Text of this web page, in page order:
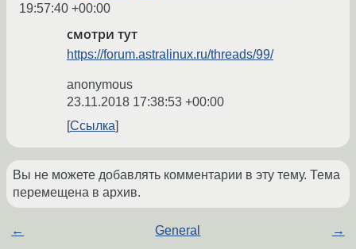
19:57:40 +00:00
смотри тут
https://forum.astralinux.ru/threads/99/
anonymous
23.11.2018 17:38:53 +00:00
Ссылка
Вы не можете добавлять комментарии в эту тему. Тема
перемещена в архив.
← General →